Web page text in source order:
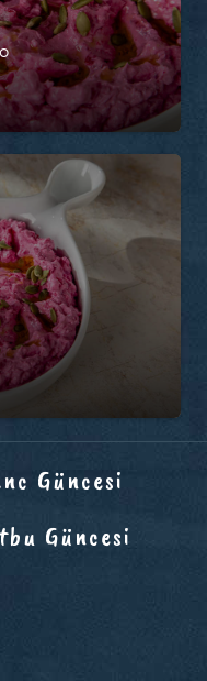
Güncesi
Güncesi